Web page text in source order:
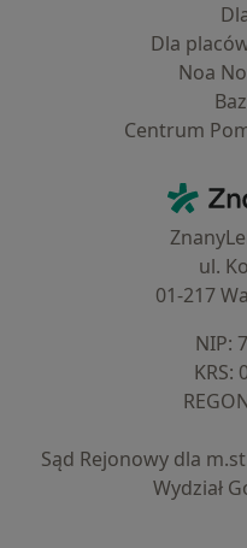
Dla
Noa
Centrum
ul.
01-217
NIP:
KRS:
Sąd Rejonowy dla
Wydział